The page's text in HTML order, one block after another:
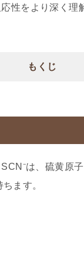
性をより深く理
もくじ
は、硫黄原
ます。